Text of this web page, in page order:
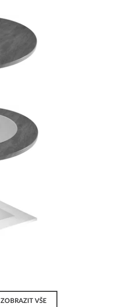
ZOBRAZIT VŠE